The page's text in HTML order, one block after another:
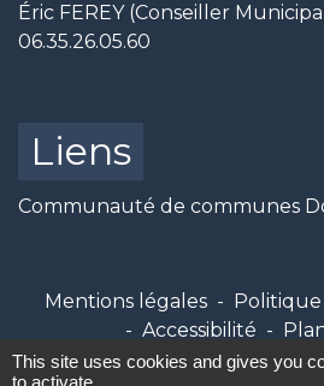
Éric FEREY (Conseiller
06.35.26.05.60
Liens
Communauté de communes
Mentions légales -
- Accessibilité -
Gestion des
This site uses cookies and gives you
to activate